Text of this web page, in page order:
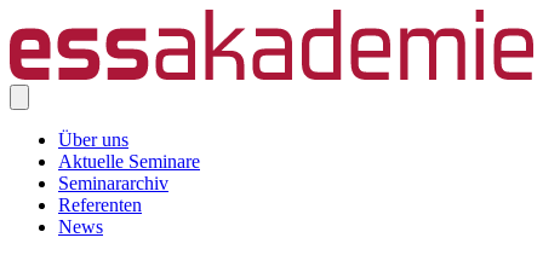
Über uns
Aktuelle Seminare
Seminararchiv
Referenten
News